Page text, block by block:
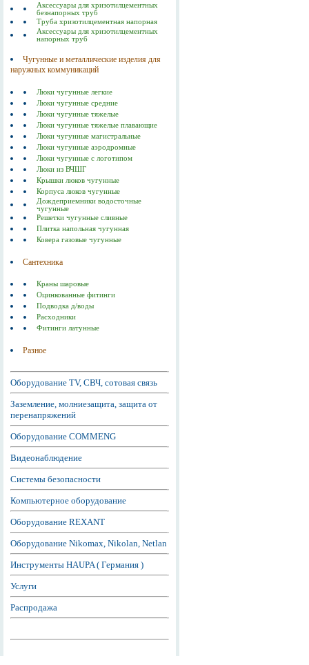
Аксессуары для хризотилцементных
безнапорных труб
Труба хризотилцементная напорная
Аксессуары для хризотилцементных
напорных труб
Чугунные и металлические изделия для
наружных коммуникаций
Люки чугунные легкие
Люки чугунные средние
Люки чугунные тяжелые
Люки чугунные тяжелые плавающие
Люки чугунные магистральные
Люки чугунные аэродромные
Люки чугунные с логотипом
Люки из ВЧШГ
Крышки люков чугунные
Корпуса люков чугунные
Дождеприемники водосточные
чугунные
Решетки чугунные сливные
Плитка напольная чугунная
Ковера газовые чугунные
Сантехника
Краны шаровые
Оцинкованные фитинги
Подводка д/воды
Расходники
Фитинги латунные
Разное
Оборудование TV, СВЧ, сотовая связь
Заземление, молниезащита, защита от
перенапряжений
Оборудование COMMENG
Видеонаблюдение
Системы безопасности
Компьютерное оборудование
Оборудование REXANT
Оборудование Nikomax, Nikolan, Netlan
Инструменты HAUPA ( Германия )
Услуги
Распродажа